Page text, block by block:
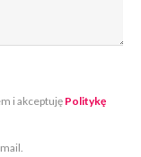
i akceptuję Politykę